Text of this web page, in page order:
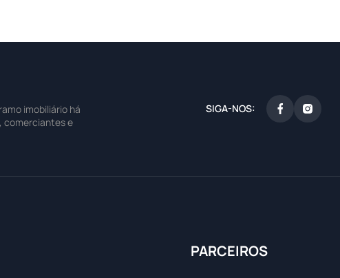
imobiliário há
comerciantes e
SIGA-NOS:
PARCEIROS